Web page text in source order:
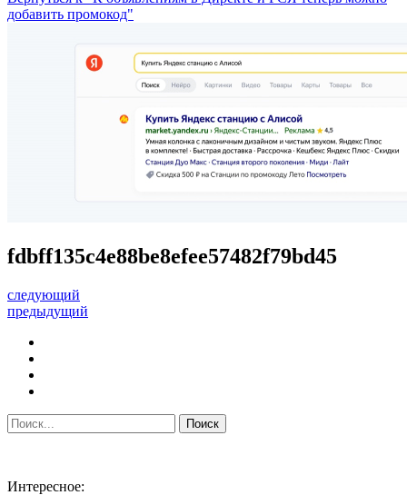
добавить промокод"
fdbff135c4e88be8efee57482f79bd45
следующий
предыдущий
Интересное: